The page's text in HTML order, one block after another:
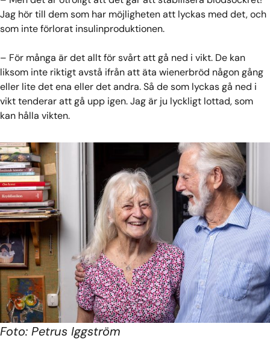
Jag hör till dem som har möjligheten att lyckas med det, och
som inte förlorat insulinproduktionen.
– För många är det allt för svårt att gå ned i vikt. De kan
liksom inte riktigt avstå ifrån att äta wienerbröd någon gång
eller lite det ena eller det andra. Så de som lyckas gå ned i
vikt tenderar att gå upp igen. Jag är ju lyckligt lottad, som
kan hålla vikten.
Foto: Petrus Iggström